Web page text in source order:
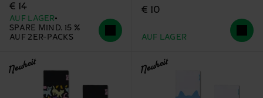
€ 14
AUF LAGER
SPARE MIND. 15 %
AUF 2ER-PACKS
€ 10
AUF LAGER
Neuheit Neuheit